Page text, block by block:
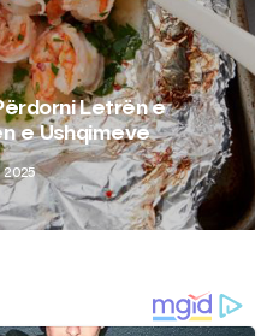
Letrën e
e Ushqimeve